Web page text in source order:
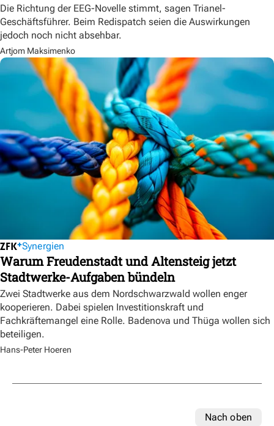
Die Richtung der EEG-Novelle stimmt, sagen Trianel-
Geschäftsführer. Beim Redispatch seien die Auswirkungen
jedoch noch nicht absehbar.
Artjom Maksimenko
Synergien
Warum Freudenstadt und Altensteig jetzt
Stadtwerke-Aufgaben bündeln
Zwei Stadtwerke aus dem Nordschwarzwald wollen enger
kooperieren. Dabei spielen Investitionskraft und
Fachkräftemangel eine Rolle. Badenova und Thüga wollen sich
beteiligen.
Hans-Peter Hoeren
Nach oben